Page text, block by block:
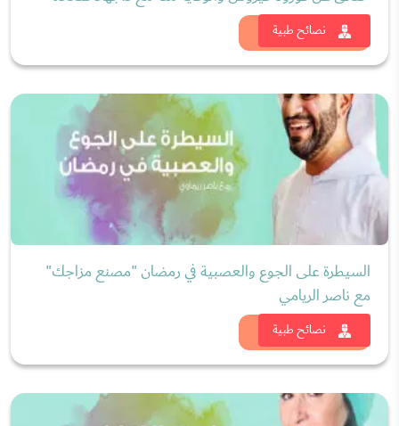
نصائح طبية
شاهد الان
نصائح طبية
السيطرة على الجوع والعصبية في رمضان "مصنع مزاجك"
مع ناصر الريامي
شاهد الان